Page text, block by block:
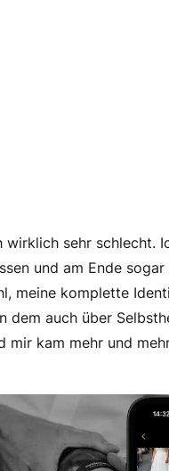
sehr schlecht.
und am Ende
meine komplette
dem auch über
kam mehr und